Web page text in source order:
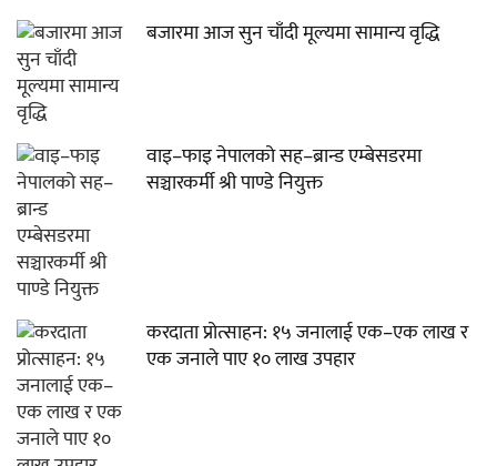
बजारमा आज सुन चाँदी मूल्यमा सामान्य वृद्धि
वाइ–फाइ नेपालको सह–ब्रान्ड एम्बेसडरमा
सञ्चारकर्मी श्री पाण्डे नियुक्त
करदाता प्रोत्साहन: १५ जनालाई एक–एक लाख र
एक जनाले पाए १० लाख उपहार